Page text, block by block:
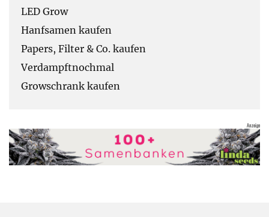
LED Grow
Hanfsamen kaufen
Papers, Filter & Co. kaufen
Verdampftnochmal
Growschrank kaufen